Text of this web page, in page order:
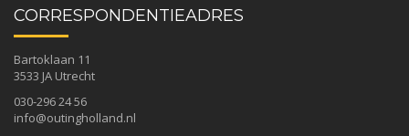
CORRESPONDENTIEADRES
Bartoklaan 11
3533 JA Utrecht
030-296 24 56
info@outingholland.nl